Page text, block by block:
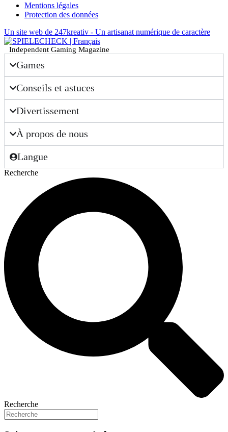
Mentions légales
Protection des données
Un site web de 247kreativ - Un artisanat numérique de caractère
Independent Gaming Magazine
Games
Conseils et astuces
Divertissement
À propos de nous
Langue
Recherche
Recherche